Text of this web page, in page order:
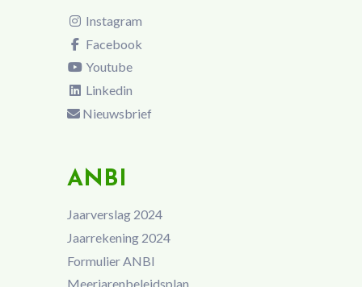
Instagram
Facebook
Youtube
Linkedin
Nieuwsbrief
ANBI
Jaarverslag 2024
Jaarrekening 2024
Formulier ANBI
Meerjarenbeleidsplan